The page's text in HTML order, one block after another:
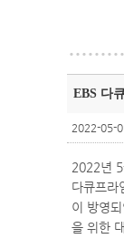
EBS 다
2022-05-
2022년
다큐프라
이 방영
을 위한